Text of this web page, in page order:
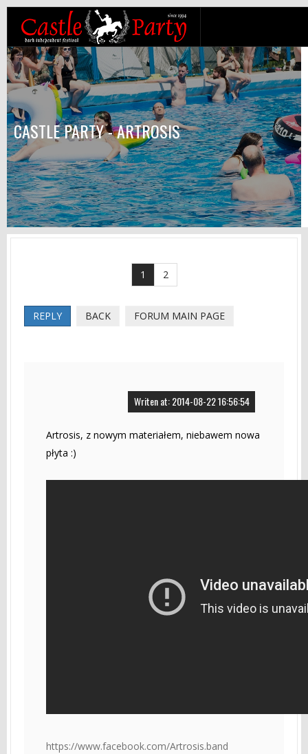
CASTLE PARTY - ARTROSIS
1 2
REPLY BACK FORUM MAIN PAGE
Writen at: 2014-08-22 16:56:54
Artrosis, z nowym materiałem, niebawem nowa
płyta :)
https://www.facebook.com/Artrosis.band